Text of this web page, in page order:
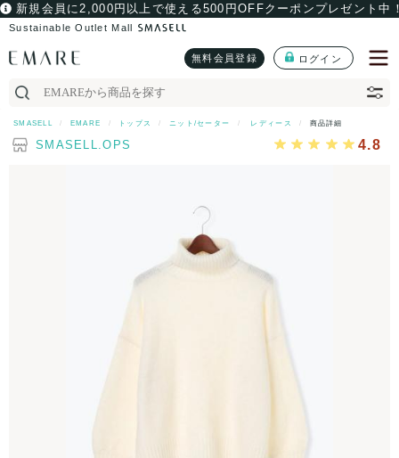
新規会員に2,000円以上で使える500円OFFクーポンプレゼント中
Sustainable Outlet Mall
無料会員登録 ログイン
SMASELL EMARE トップス ニット/セーター レディース 商品詳細
SMASELL.OPS 4.8